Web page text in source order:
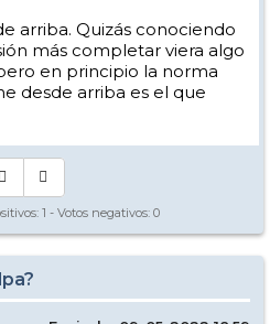
arriba. Quizás conociendo
más completar viera algo
en principio la norma
desde arriba es el que
1 - Votos negativos: 0